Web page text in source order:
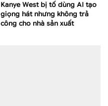
Kanye West bị tố dùng AI tạo
giọng hát nhưng không trả
công cho nhà sản xuất